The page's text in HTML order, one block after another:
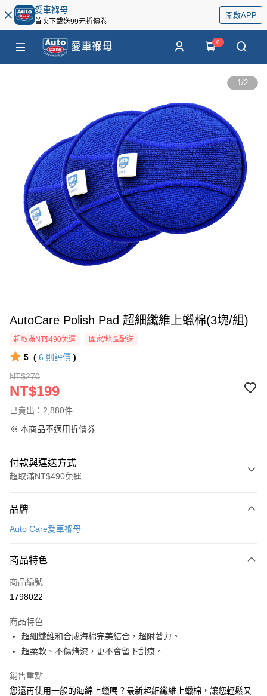
愛車褓母
首次下載送99元折價卷
開啟APP
0
1/2
AutoCare Polish Pad 超細纖維上蠟棉(3塊/組)
超取滿NT$490免運 國家/地區配送
5 ( 6 則評價 )
NT$270
NT$199
已賣出：2,880件
※ 本商品不適用折價券
付款與運送方式
超取滿NT$490免運
信用卡一次付款
3 期 0 利率 每期
合作金庫商業銀行
上海商業儲蓄銀行
臺灣中小企業銀行
匯豐（台灣）商業銀行
華泰商業銀行
聯邦商業銀行
遠東國際商業銀行
玉山商業銀行
台新國際商業銀行
中國信託商業銀行
超商取貨付款
LINE Pay
Apple Pay
街口支付
Google Pay
品牌
Auto Care愛車褓母
商品特色
商品編號
1798022
商品特色
超細纖維和合成海棉完美結合，超附著力。
超柔軟、不傷烤漆，更不會留下刮痕。
銷售重點
您還再使用一般的海綿上蠟嗎？最新超細纖維上蠟棉，讓您輕鬆又